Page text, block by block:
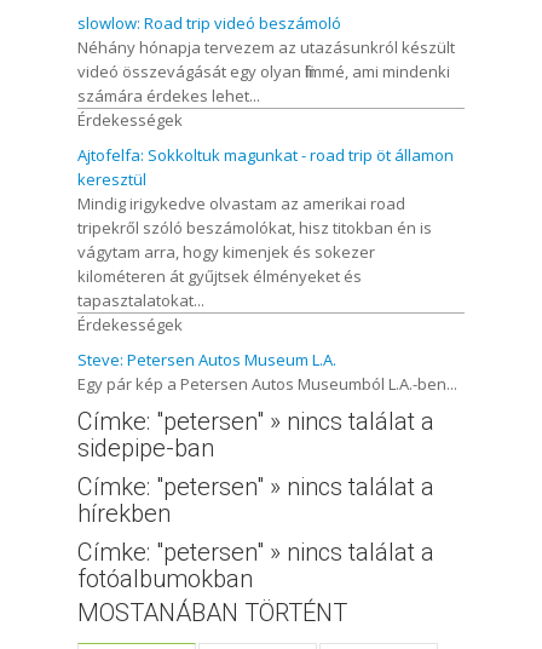
slowlow: Road trip videó beszámoló
Néhány hónapja tervezem az utazásunkról készült
videó összevágását egy olyan filmmé, ami mindenki
számára érdekes lehet...
Érdekességek
Ajtofelfa: Sokkoltuk magunkat - road trip öt államon
keresztül
Mindig irigykedve olvastam az amerikai road
tripekről szóló beszámolókat, hisz titokban én is
vágytam arra, hogy kimenjek és sokezer
kilométeren át gyűjtsek élményeket és
tapasztalatokat...
Érdekességek
Steve: Petersen Autos Museum L.A.
Egy pár kép a Petersen Autos Museumból L.A.-ben...
Címke: "petersen" » nincs találat a
sidepipe-ban
Címke: "petersen" » nincs találat a
hírekben
Címke: "petersen" » nincs találat a
fotóalbumokban
MOSTANÁBAN TÖRTÉNT